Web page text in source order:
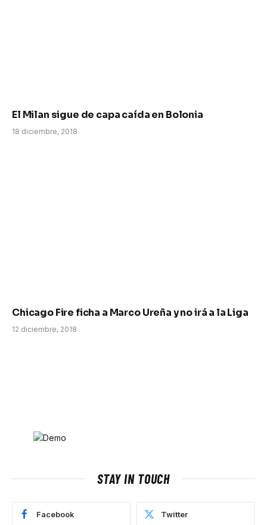
El Milan sigue de capa caída en Bolonia
18 diciembre, 2018
Chicago Fire ficha a Marco Ureña y no irá a la Liga
12 diciembre, 2018
STAY IN TOUCH
Facebook Twitter